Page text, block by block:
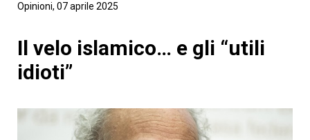
Opinioni, 07 aprile 2025
Il velo islamico… e gli “utili
idioti”